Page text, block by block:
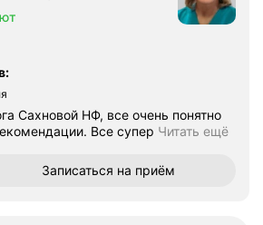
:
Сахновой НФ, все очень понятно
Все супер Читать ещё
Записаться на приём